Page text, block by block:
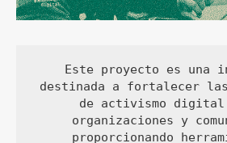
Este proyecto es una
destinada a fortalecer las
de activismo digital
organizaciones y
proporcionando